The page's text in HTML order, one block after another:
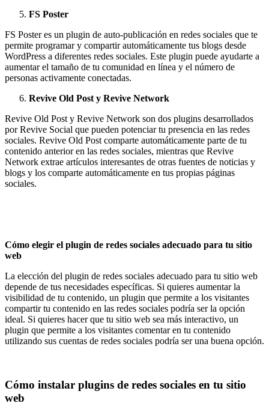
FS Poster
FS Poster es un plugin de auto-publicación en redes sociales que te
permite programar y compartir automáticamente tus blogs desde
WordPress a diferentes redes sociales. Este plugin puede ayudarte a
aumentar el tamaño de tu comunidad en línea y el número de
personas activamente conectadas.
Revive Old Post y Revive Network
Revive Old Post y Revive Network son dos plugins desarrollados
por Revive Social que pueden potenciar tu presencia en las redes
sociales. Revive Old Post comparte automáticamente parte de tu
contenido anterior en las redes sociales, mientras que Revive
Network extrae artículos interesantes de otras fuentes de noticias y
blogs y los comparte automáticamente en tus propias páginas
sociales.
Cómo elegir el plugin de redes sociales adecuado para tu sitio
web
La elección del plugin de redes sociales adecuado para tu sitio web
depende de tus necesidades específicas. Si quieres aumentar la
visibilidad de tu contenido, un plugin que permite a los visitantes
compartir tu contenido en las redes sociales podría ser la opción
ideal. Si quieres hacer que tu sitio web sea más interactivo, un
plugin que permite a los visitantes comentar en tu contenido
utilizando sus cuentas de redes sociales podría ser una buena opción.
Cómo instalar plugins de redes sociales en tu sitio
web